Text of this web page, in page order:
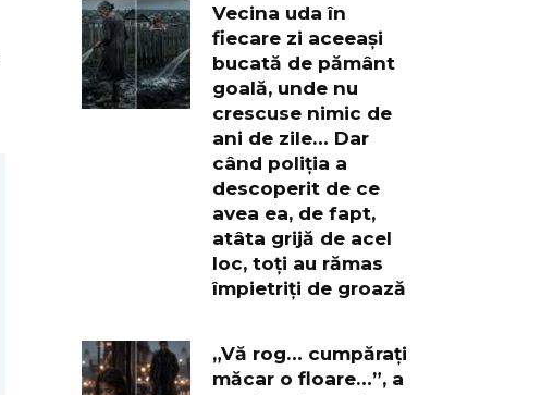
Vecina uda în
fiecare zi aceeași
bucată de pământ
goală, unde nu
crescuse nimic de
ani de zile… Dar
când poliția a
descoperit de ce
avea ea, de fapt,
atâta grijă de acel
loc, toți au rămas
împietriți de groază
„Vă rog… cumpărați
măcar o floare…”, a